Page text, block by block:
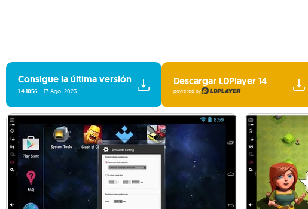
Consigue la última versión
1.4.1056 17 Ago. 2023
Descargar LDPlayer 14
powered by